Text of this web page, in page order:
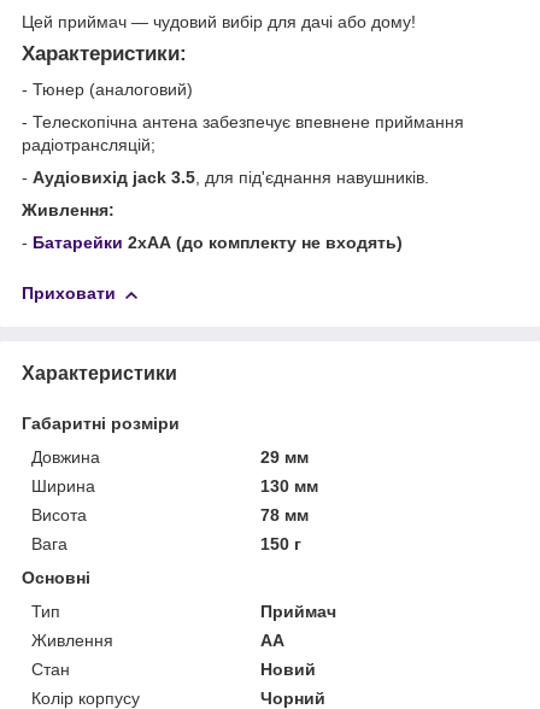
Цей приймач — чудовий вибір для дачі або дому!
Характеристики:
- Тюнер (аналоговий)
- Телескопічна антена забезпечує впевнене приймання
радіотрансляцій;
- Аудіовихід jack 3.5, для під'єднання навушників.
Живлення:
- Батарейки 2хАА (до комплекту не входять)
Приховати
Характеристики
Габаритні розміри
Довжина
29 мм
Ширина
130 мм
Висота
78 мм
Вага
150 г
Основні
Тип
Приймач
Живлення
AA
Стан
Новий
Колір корпусу
Чорний